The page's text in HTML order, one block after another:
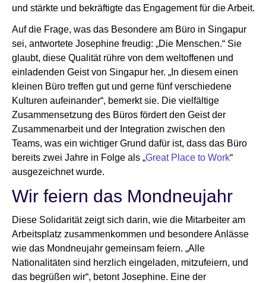
und stärkte und bekräftigte das Engagement für die Arbeit.
Auf die Frage, was das Besondere am Büro in Singapur
sei, antwortete Josephine freudig: „Die Menschen.“ Sie
glaubt, diese Qualität rühre von dem weltoffenen und
einladenden Geist von Singapur her. „In diesem einen
kleinen Büro treffen gut und gerne fünf verschiedene
Kulturen aufeinander“, bemerkt sie. Die vielfältige
Zusammensetzung des Büros fördert den Geist der
Zusammenarbeit und der Integration zwischen den
Teams, was ein wichtiger Grund dafür ist, dass das Büro
bereits zwei Jahre in Folge als „Great Place to Work“
ausgezeichnet wurde.
Wir feiern das Mondneujahr
Diese Solidarität zeigt sich darin, wie die Mitarbeiter am
Arbeitsplatz zusammenkommen und besondere Anlässe
wie das Mondneujahr gemeinsam feiern. „Alle
Nationalitäten sind herzlich eingeladen, mitzufeiern, und
das begrüßen wir“, betont Josephine. Eine der